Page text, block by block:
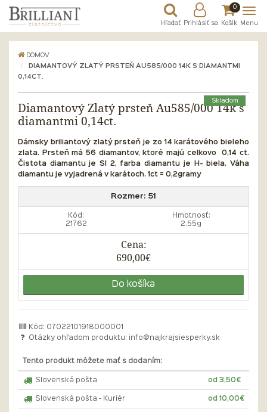
Hľadať Prihlásiť sa
0
Košík Menu
DOMOV
DIAMANTOVÝ ZLATÝ PRSTEŇ AU585/000 14K S DIAMANTMI
0,14CT.
Skladom
Diamantový Zlatý prsteň Au585/000 14k s
diamantmi 0,14ct.
Dámsky briliantový zlatý prsteň je zo 14 karátového bieleho
zlata. Prsteň má 56 diamantov, ktoré majú celkovo 0,14 ct.
Čistota diamantu je SI 2, farba diamantu je H- biela. Váha
diamantu je vyjadrená v karátoch. 1ct = 0,2gramy
Rozmer: 51
Kód:
21762
Hmotnosť:
2.55g
Cena:
690,00€
Do košíka
Kód: 07022101918000001
Otázky ohľadom produktu:
info@najkrajsiesperky.sk
Tento produkt môžete mať s dodaním:
Slovenská pošta od 3,50€
Slovenská pošta - Kuriér od 10,00€